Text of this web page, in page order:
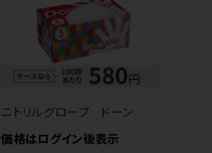
ニトリルグローブ ドーン
価格はログイン後表示